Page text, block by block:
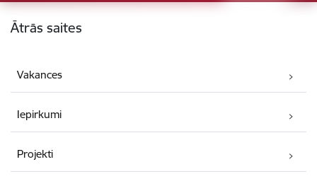
Kājene
Ātrās saites
Vakances
Iepirkumi
Projekti